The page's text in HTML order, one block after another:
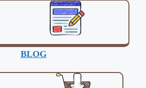
BLOG